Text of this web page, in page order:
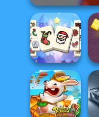
Mahjong
Christmas
Holiday